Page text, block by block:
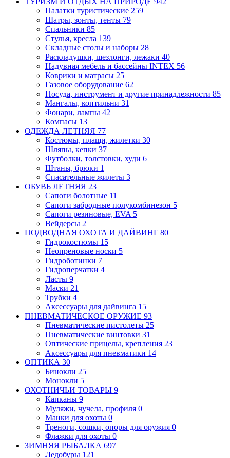
Палатки туристические 259
Шатры, зонты, тенты 79
Спальники 85
Стулья, кресла 139
Складные столы и наборы 28
Раскладушки, шезлонги, лежаки 40
Надувная мебель и бассейны INTEX 56
Коврики и матрасы 25
Газовое оборудование 62
Посуда, инструмент и другие принадлежности 85
Мангалы, коптильни 31
Фонари, лампы 42
Компасы 13
ОДЕЖДА ЛЕТНЯЯ 77
Костюмы, плащи, жилетки 30
Шляпы, кепки 37
Футболки, толстовки, худи 6
Штаны, брюки 1
Спасательные жилеты 3
ОБУВЬ ЛЕТНЯЯ 23
Сапоги болотные 11
Сапоги забродные полукомбинезон 5
Сапоги резиновые, EVA 5
Вейдерсы 2
ПОДВОДНАЯ ОХОТА И ДАЙВИНГ 80
Гидрокостюмы 15
Неопреновые носки 5
Гидроботинки 7
Гидроперчатки 4
Ласты 9
Маски 21
Трубки 4
Аксессуары для дайвинга 15
ПНЕВМАТИЧЕСКОЕ ОРУЖИЕ 93
Пневматические пистолеты 25
Пневматические винтовки 31
Оптические прицелы, крепления 23
Аксессуары для пневматики 14
ОПТИКА 30
Бинокли 25
Монокли 5
ОХОТНИЧЬИ ТОВАРЫ 9
Капканы 9
Муляжи, чучела, профиля 0
Манки для охоты 0
Треноги, сошки, опоры для оружия 0
Флажки для охоты 0
ЗИМНЯЯ РЫБАЛКА 697
Ледобуры 121